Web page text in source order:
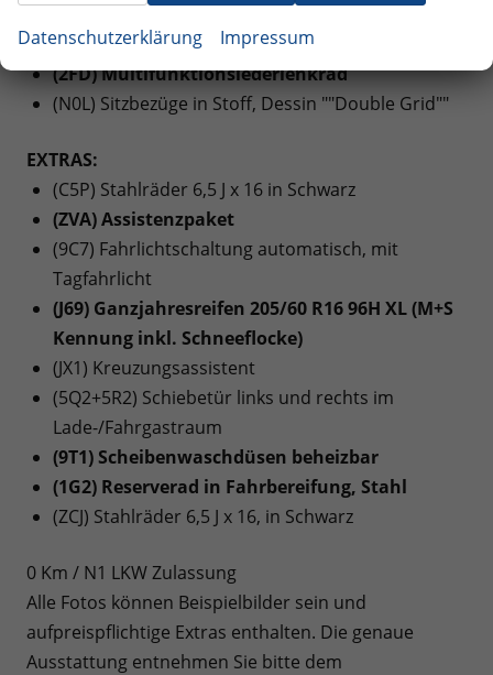
Sitzreihe)
(KH6) Klimaanlage mit manueller Regelung
(2FD) Multifunktionslederlenkrad
(N0L) Sitzbezüge in Stoff, Dessin ""Double Grid""
EXTRAS:
(C5P) Stahlräder 6,5 J x 16 in Schwarz
(ZVA) Assistenzpaket
(9C7) Fahrlichtschaltung automatisch, mit
Tagfahrlicht
(J69) Ganzjahresreifen 205/60 R16 96H XL (M+S
Kennung inkl. Schneeflocke)
(JX1) Kreuzungsassistent
(5Q2+5R2) Schiebetür links und rechts im
Lade-/Fahrgastraum
(9T1) Scheibenwaschdüsen beheizbar
(1G2) Reserverad in Fahrbereifung, Stahl
(ZCJ) Stahlräder 6,5 J x 16, in Schwarz
0 Km / N1 LKW Zulassung
Alle Fotos können Beispielbilder sein und
aufpreispflichtige Extras enthalten. Die genaue
Ausstattung entnehmen Sie bitte dem
Datenschutzerklärung Impressum